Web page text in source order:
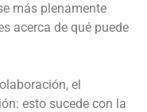
más plenamente
acerca de qué puede
el
esto sucede con la